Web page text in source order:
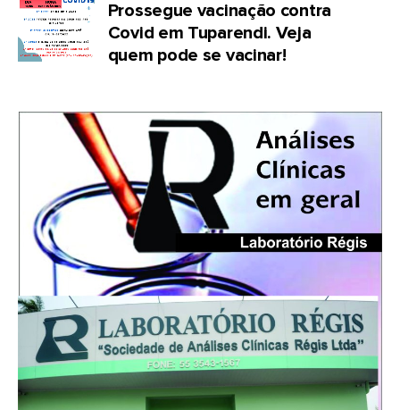
Prossegue vacinação contra
Covid em Tuparendi. Veja
quem pode se vacinar!